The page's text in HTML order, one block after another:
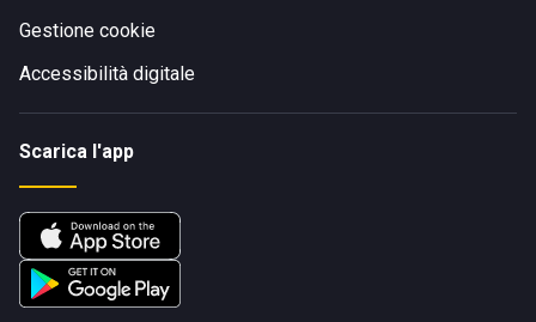
Gestione cookie
Accessibilità digitale
Scarica l'app